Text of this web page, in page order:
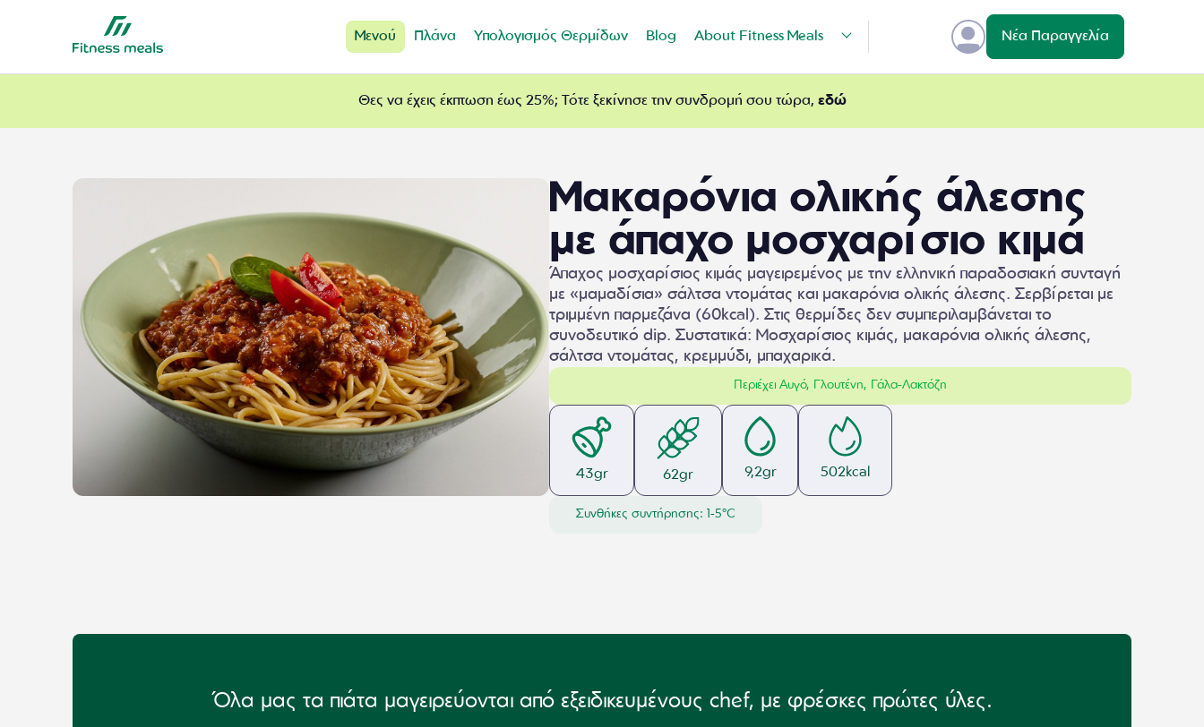
Μενού Πλάνα Υπολογισμός Θερμίδων Blog About Fitness Meals Νέα Παραγγελία
Θες να έχεις έκπτωση έως 25%; Τότε ξεκίνησε την συνδρομή σου τώρα, εδώ
Μακαρόνια ολικής άλεσης
με άπαχο μοσχαρίσιο κιμά
Άπαχος μοσχαρίσιος κιμάς μαγειρεμένος με την ελληνική παραδοσιακή συνταγή
με «μαμαδίσια» σάλτσα ντομάτας και μακαρόνια ολικής άλεσης. Σερβίρεται με
τριμμένη παρμεζάνα (60kcal). Στις θερμίδες δεν συμπεριλαμβάνεται το
συνοδευτικό dip. Συστατικά: Μοσχαρίσιος κιμάς, μακαρόνια ολικής άλεσης,
σάλτσα ντομάτας, κρεμμύδι, μπαχαρικά.
Περιέχει Αυγό, Γλουτένη, Γάλα-Λακτόζη
43gr 62gr 9,2gr 502kcal
Συνθήκες συντήρησης: 1-5°C
Όλα μας τα πιάτα μαγειρεύονται από εξειδικευμένους chef, με φρέσκες πρώτες ύλες.